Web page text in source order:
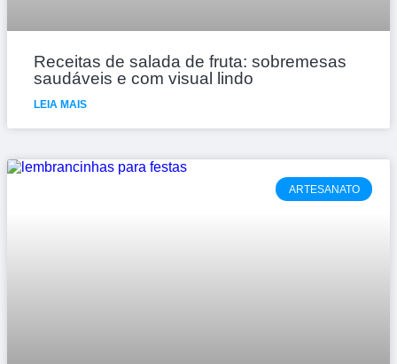
Receitas de salada de fruta: sobremesas
saudáveis e com visual lindo
LEIA MAIS
ARTESANATO